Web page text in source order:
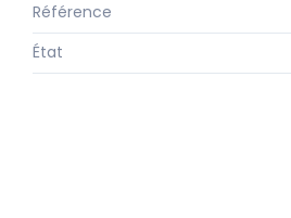
Référence
État